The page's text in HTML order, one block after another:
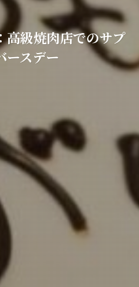
高級焼肉店でのサプ
ースデー